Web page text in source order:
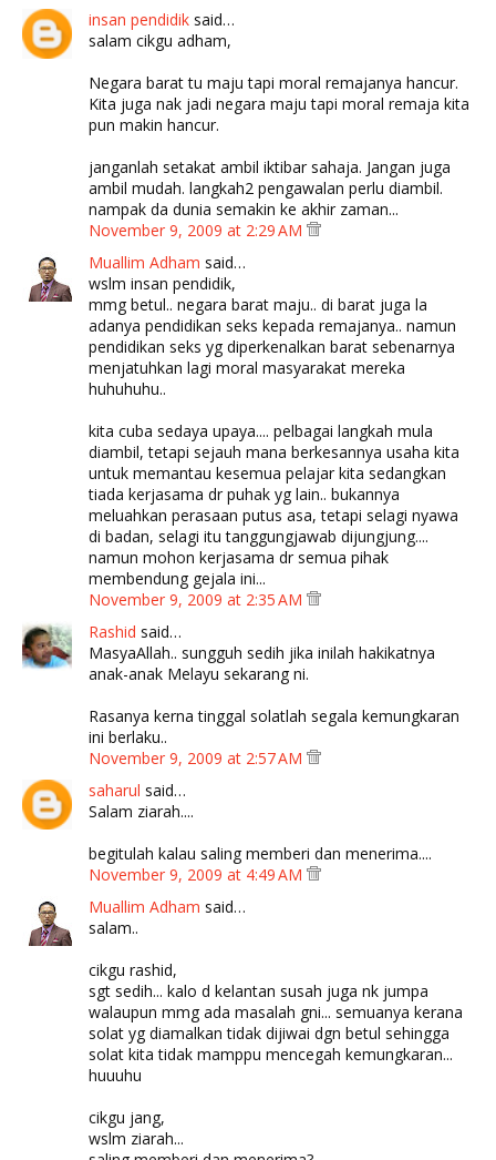
insan pendidik said…
salam cikgu adham,
Negara barat tu maju tapi moral remajanya hancur.
Kita juga nak jadi negara maju tapi moral remaja kita
pun makin hancur.
janganlah setakat ambil iktibar sahaja. Jangan juga
ambil mudah. langkah2 pengawalan perlu diambil.
nampak da dunia semakin ke akhir zaman...
November 9, 2009 at 2:29 AM
Muallim Adham said…
wslm insan pendidik,
mmg betul.. negara barat maju.. di barat juga la
adanya pendidikan seks kepada remajanya.. namun
pendidikan seks yg diperkenalkan barat sebenarnya
menjatuhkan lagi moral masyarakat mereka
huhuhuhu..
kita cuba sedaya upaya.... pelbagai langkah mula
diambil, tetapi sejauh mana berkesannya usaha kita
untuk memantau kesemua pelajar kita sedangkan
tiada kerjasama dr puhak yg lain.. bukannya
meluahkan perasaan putus asa, tetapi selagi nyawa
di badan, selagi itu tanggungjawab dijungjung....
namun mohon kerjasama dr semua pihak
membendung gejala ini...
November 9, 2009 at 2:35 AM
Rashid said…
MasyaAllah.. sungguh sedih jika inilah hakikatnya
anak-anak Melayu sekarang ni.
Rasanya kerna tinggal solatlah segala kemungkaran
ini berlaku..
November 9, 2009 at 2:57 AM
saharul said…
Salam ziarah....
begitulah kalau saling memberi dan menerima....
November 9, 2009 at 4:49 AM
Muallim Adham said…
salam..
cikgu rashid,
sgt sedih... kalo d kelantan susah juga nk jumpa
walaupun mmg ada masalah gni... semuanya kerana
solat yg diamalkan tidak dijiwai dgn betul sehingga
solat kita tidak mamppu mencegah kemungkaran...
huuuhu
cikgu jang,
wslm ziarah...